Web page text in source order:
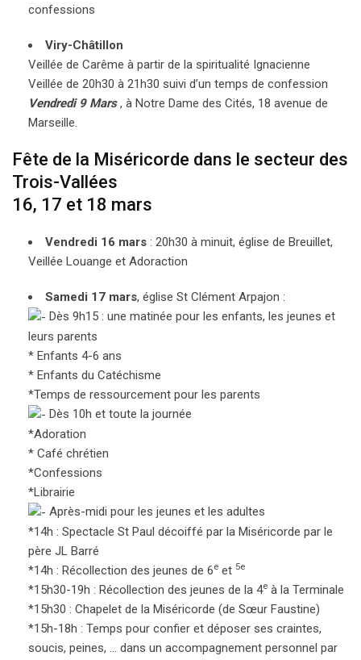
confessions
Viry-Châtillon
Veillée de Carême à partir de la spiritualité Ignacienne
Veillée de 20h30 à 21h30 suivi d’un temps de confession
Vendredi 9 Mars , à Notre Dame des Cités, 18 avenue de
Marseille.
Fête de la Miséricorde dans le secteur des
Trois-Vallées
16, 17 et 18 mars
Vendredi 16 mars : 20h30 à minuit, église de Breuillet,
Veillée Louange et Adoraction
Samedi 17 mars, église St Clément Arpajon :
Dès 9h15 : une matinée pour les enfants, les jeunes et
leurs parents
* Enfants 4-6 ans
* Enfants du Catéchisme
*Temps de ressourcement pour les parents
Dès 10h et toute la journée
*Adoration
* Café chrétien
*Confessions
*Librairie
Après-midi pour les jeunes et les adultes
*14h : Spectacle St Paul décoiffé par la Miséricorde par le
père JL Barré
*14h : Récollection des jeunes de 6e et 5e
*15h30-19h : Récollection des jeunes de la 4e à la Terminale
*15h30 : Chapelet de la Miséricorde (de Sœur Faustine)
*15h-18h : Temps pour confier et déposer ses craintes,
soucis, peines, … dans un accompagnement personnel par